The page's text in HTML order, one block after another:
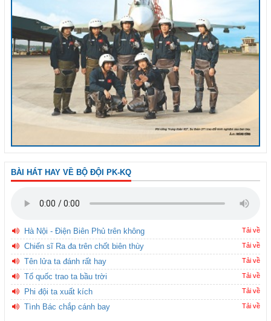
BÀI HÁT HAY VỀ BỘ ĐỘI PK-KQ
Hà Nội - Điện Biên Phủ trên không Tải về
Chiến sĩ Ra đa trên chốt biên thùy Tải về
Tên lửa ta đánh rất hay Tải về
Tổ quốc trao ta bầu trời Tải về
Phi đội ta xuất kích Tải về
Tình Bác chắp cánh bay Tải về